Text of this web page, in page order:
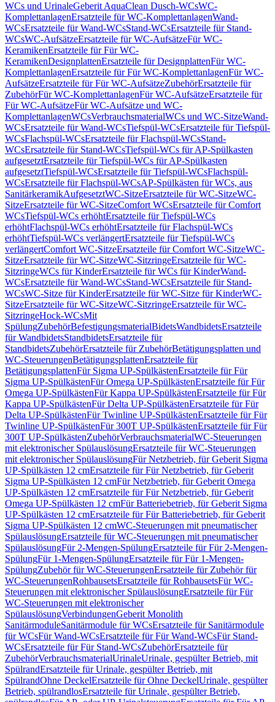
WCs und UrinaleGeberit AquaClean Dusch-WCsWC-
KomplettanlagenErsatzteile für WC-KomplettanlagenWand-
WCsErsatzteile für Wand-WCsStand-WCsErsatzteile für Stand-
WCsWC-AufsätzeErsatzteile für WC-AufsätzeFür WC-
KeramikenErsatzteile für Für WC-
KeramikenDesignplattenErsatzteile für DesignplattenFür WC-
KomplettanlagenErsatzteile für Für WC-KomplettanlagenFür WC-
AufsätzeErsatzteile für Für WC-AufsätzeZubehörErsatzteile für
ZubehörFür WC-KomplettanlagenFür WC-AufsätzeErsatzteile für
Für WC-AufsätzeFür WC-Aufsätze und WC-
KomplettanlagenWCsVerbrauchsmaterialWCs und WC-SitzeWand-
WCsErsatzteile für Wand-WCsTiefspül-WCsErsatzteile für Tiefspül-
WCsFlachspül-WCsErsatzteile für Flachspül-WCsStand-
WCsErsatzteile für Stand-WCsTiefspül-WCs für AP-Spülkasten
aufgesetztErsatzteile für Tiefspül-WCs für AP-Spülkasten
aufgesetztTiefspül-WCsErsatzteile für Tiefspül-WCsFlachspül-
WCsErsatzteile für Flachspül-WCsAP-Spülkästen für WCs, aus
SanitärkeramikAufgesetztWC-SitzeErsatzteile für WC-SitzeWC-
SitzeErsatzteile für WC-SitzeComfort WCsErsatzteile für Comfort
WCsTiefspül-WCs erhöhtErsatzteile für Tiefspül-WCs
erhöhtFlachspül-WCs erhöhtErsatzteile für Flachspül-WCs
erhöhtTiefspül-WCs verlängertErsatzteile für Tiefspül-WCs
verlängertComfort WC-SitzeErsatzteile für Comfort WC-SitzeWC-
SitzeErsatzteile für WC-SitzeWC-SitzringeErsatzteile für WC-
SitzringeWCs für KinderErsatzteile für WCs für KinderWand-
WCsErsatzteile für Wand-WCsStand-WCsErsatzteile für Stand-
WCsWC-Sitze für KinderErsatzteile für WC-Sitze für KinderWC-
SitzeErsatzteile für WC-SitzeWC-SitzringeErsatzteile für WC-
SitzringeHock-WCsMit
SpülungZubehörBefestigungsmaterialBidetsWandbidetsErsatzteile
für WandbidetsStandbidetsErsatzteile für
StandbidetsZubehörErsatzteile für ZubehörBetätigungsplatten und
WC-SteuerungenBetätigungsplattenErsatzteile für
BetätigungsplattenFür Sigma UP-SpülkästenErsatzteile für Für
Sigma UP-SpülkästenFür Omega UP-SpülkästenErsatzteile für Für
Omega UP-SpülkästenFür Kappa UP-SpülkästenErsatzteile für Für
Kappa UP-SpülkästenFür Delta UP-SpülkästenErsatzteile für Für
Delta UP-SpülkästenFür Twinline UP-SpülkästenErsatzteile für Für
Twinline UP-SpülkästenFür 300T UP-SpülkästenErsatzteile für Für
300T UP-SpülkästenZubehörVerbrauchsmaterialWC-Steuerungen
mit elektronischer SpülauslösungErsatzteile für WC-Steuerungen
mit elektronischer SpülauslösungFür Netzbetrieb, für Geberit Sigma
UP-Spülkästen 12 cmErsatzteile für Für Netzbetrieb, für Geberit
Sigma UP-Spülkästen 12 cmFür Netzbetrieb, für Geberit Omega
UP-Spülkästen 12 cmErsatzteile für Für Netzbetrieb, für Geberit
Omega UP-Spülkästen 12 cmFür Batteriebetrieb, für Geberit Sigma
UP-Spülkästen 12 cmErsatzteile für Für Batteriebetrieb, für Geberit
Sigma UP-Spülkästen 12 cmWC-Steuerungen mit pneumatischer
SpülauslösungErsatzteile für WC-Steuerungen mit pneumatischer
SpülauslösungFür 2-Mengen-SpülungErsatzteile für Für 2-Mengen-
SpülungFür 1-Mengen-SpülungErsatzteile für Für 1-Mengen-
SpülungZubehör für WC-SteuerungenErsatzteile für Zubehör für
WC-SteuerungenRohbausetsErsatzteile für RohbausetsFür WC-
Steuerungen mit elektronischer SpülauslösungErsatzteile für Für
WC-Steuerungen mit elektronischer
SpülauslösungVerbindungenGeberit Monolith
SanitärmoduleSanitärmodule für WCsErsatzteile für Sanitärmodule
für WCsFür Wand-WCsErsatzteile für Für Wand-WCsFür Stand-
WCsErsatzteile für Für Stand-WCsZubehörErsatzteile für
ZubehörVerbrauchsmaterialUrinaleUrinale, gespülter Betrieb, mit
SpülrandErsatzteile für Urinale, gespülter Betrieb, mit
SpülrandOhne DeckelErsatzteile für Ohne DeckelUrinale, gespülter
Betrieb, spülrandlosErsatzteile für Urinale, gespülter Betrieb,